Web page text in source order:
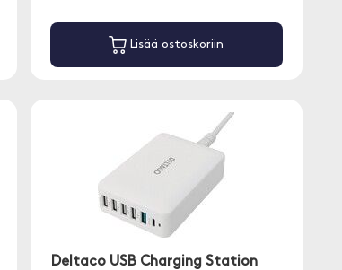
Lisää ostoskoriin
Deltaco USB Charging Station